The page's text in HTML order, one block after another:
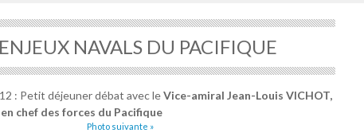
NAVALS DU PACIFIQUE
: Petit déjeuner débat avec leVice-amiral Jean-Louis VICHOT,
chef des forces du Pacifique
Photo suivante »